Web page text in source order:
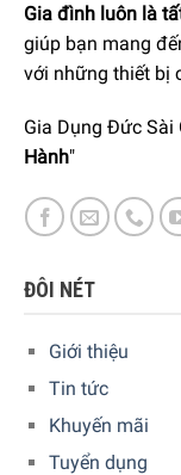
Mặt sau của máy
hiệu quả
Gia đình luôn là
giúp bạn mang
với những thiết bị
Gia Dụng Đức Sài
Hành"
ĐÔI NÉT
Giới thiệu
Tin tức
Khuyến mãi
Tuyển dụng